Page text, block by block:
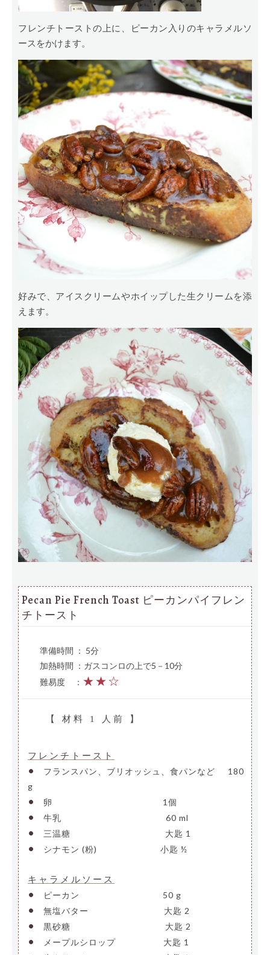
フレンチトーストの上に、ピーカン入りのキャラメルソ
ースをかけます。
好みで、アイスクリームやホイップした生クリームを添
えます。
Pecan Pie French Toast ピーカンパイフレン
チトースト
準備時間 ： 5分
加熱時間 ：ガスコンロの上で5－10分
難易度
： ★★☆
【 材料 1 人前 】
フレンチトースト
• フランスパン、ブリオッシュ、食パンなど
180
g
• 卵 1個
• 牛乳 60 ml
• 三温糖 大匙 1
• シナモン (粉) 小匙 ½
キャラメルソース
• ピーカン 50 g
• 無塩バター 大匙 2
• 黒砂糖 大匙 2
• メープルシロップ 大匙 1